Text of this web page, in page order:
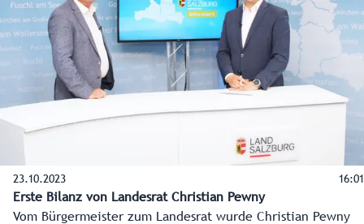
23.10.2023 16:01
Erste Bilanz von Landesrat Christian Pewny
Vom Bürgermeister zum Landesrat wurde Christian Pewny